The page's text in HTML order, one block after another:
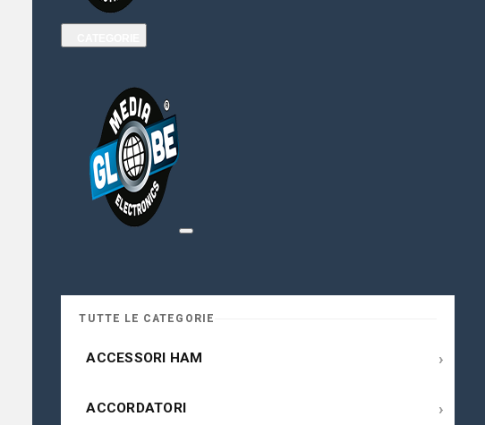
TUTTE LE CATEGORIE
ACCESSORI HAM ›
ACCORDATORI ›